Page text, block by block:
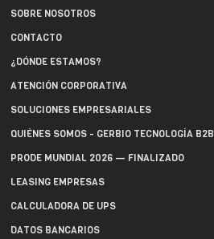
SOBRE NOSOTROS
CONTACTO
¿DÓNDE ESTAMOS?
ATENCIÓN CORPORATIVA
SOLUCIONES EMPRESARIALES
QUIÉNES SOMOS - GERBIO TECNOLOGÍA B2B
PRODE MUNDIAL 2026 — FINALIZADO
LEASING EMPRESAS
CALCULADORA DE UPS
DATOS BANCARIOS